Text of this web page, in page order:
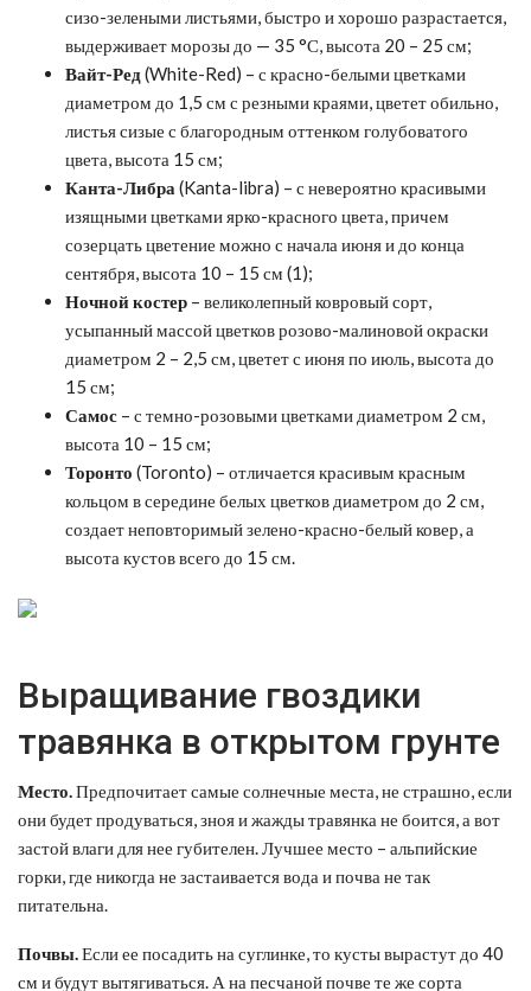
сизо-зелеными листьями, быстро и хорошо разрастается,
выдерживает морозы до — 35 °С, высота 20 – 25 см;
Вайт-Ред (White-Red) – с красно-белыми цветками
диаметром до 1,5 см с резными краями, цветет обильно,
листья сизые с благородным оттенком голубоватого
цвета, высота 15 см;
Канта-Либра (Kanta-libra) – с невероятно красивыми
изящными цветками ярко-красного цвета, причем
созерцать цветение можно с начала июня и до конца
сентября, высота 10 – 15 см (1);
Ночной костер – великолепный ковровый сорт,
усыпанный массой цветков розово-малиновой окраски
диаметром 2 – 2,5 см, цветет с июня по июль, высота до
15 см;
Самос – с темно-розовыми цветками диаметром 2 см,
высота 10 – 15 см;
Торонто (Toronto) – отличается красивым красным
кольцом в середине белых цветков диаметром до 2 см,
создает неповторимый зелено-красно-белый ковер, а
высота кустов всего до 15 см.
Выращивание гвоздики
травянка в открытом грунте
Место.Предпочитает самые солнечные места, не страшно, если
они будет продуваться, зноя и жажды травянка не боится, а вот
застой влаги для нее губителен. Лучшее место – альпийские
горки, где никогда не застаивается вода и почва не так
питательна.
Почвы.Если ее посадить на суглинке, то кусты вырастут до 40
см и будут вытягиваться. А на песчаной почве те же сорта